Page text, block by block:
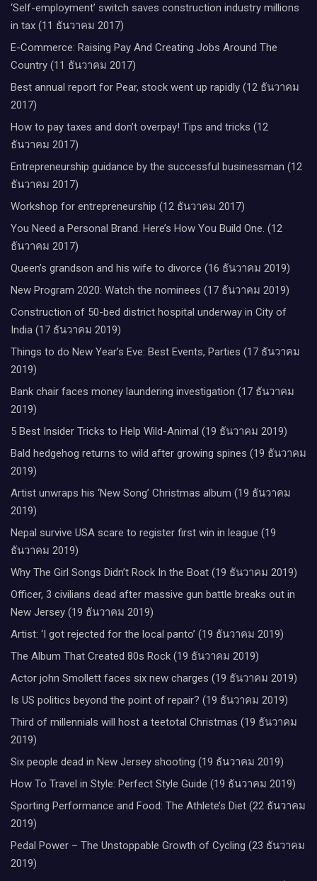
‘Self-employment’ switch saves construction industry millions
in tax (11 ธันวาคม 2017)
E-Commerce: Raising Pay And Creating Jobs Around The
Country (11 ธันวาคม 2017)
Best annual report for Pear, stock went up rapidly (12 ธันวาคม
2017)
How to pay taxes and don’t overpay! Tips and tricks (12
ธันวาคม 2017)
Entrepreneurship guidance by the successful businessman (12
ธันวาคม 2017)
Workshop for entrepreneurship (12 ธันวาคม 2017)
You Need a Personal Brand. Here’s How You Build One. (12
ธันวาคม 2017)
Queen’s grandson and his wife to divorce (16 ธันวาคม 2019)
New Program 2020: Watch the nominees (17 ธันวาคม 2019)
Construction of 50-bed district hospital underway in City of
India (17 ธันวาคม 2019)
Things to do New Year’s Eve: Best Events, Parties (17 ธันวาคม
2019)
Bank chair faces money laundering investigation (17 ธันวาคม
2019)
5 Best Insider Tricks to Help Wild-Animal (19 ธันวาคม 2019)
Bald hedgehog returns to wild after growing spines (19 ธันวาคม
2019)
Artist unwraps his ‘New Song’ Christmas album (19 ธันวาคม
2019)
Nepal survive USA scare to register first win in league (19
ธันวาคม 2019)
Why The Girl Songs Didn’t Rock In the Boat (19 ธันวาคม 2019)
Officer, 3 civilians dead after massive gun battle breaks out in
New Jersey (19 ธันวาคม 2019)
Artist: ‘I got rejected for the local panto’ (19 ธันวาคม 2019)
The Album That Created 80s Rock (19 ธันวาคม 2019)
Actor john Smollett faces six new charges (19 ธันวาคม 2019)
Is US politics beyond the point of repair? (19 ธันวาคม 2019)
Third of millennials will host a teetotal Christmas (19 ธันวาคม
2019)
Six people dead in New Jersey shooting (19 ธันวาคม 2019)
How To Travel in Style: Perfect Style Guide (19 ธันวาคม 2019)
Sporting Performance and Food: The Athlete’s Diet (22 ธันวาคม
2019)
Pedal Power – The Unstoppable Growth of Cycling (23 ธันวาคม
2019)